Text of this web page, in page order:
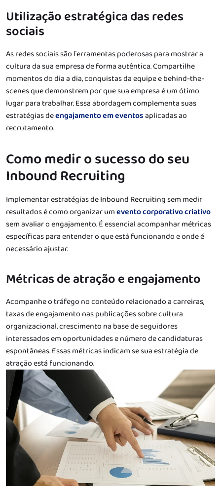
Utilização estratégica das redes
sociais
As redes sociais são ferramentas poderosas para mostrar a
cultura da sua empresa de forma autêntica. Compartilhe
momentos do dia a dia, conquistas da equipe e behind-the-
scenes que demonstrem por que sua empresa é um ótimo
lugar para trabalhar. Essa abordagem complementa suas
estratégias deengajamento em eventosaplicadas ao
recrutamento.
Como medir o sucesso do seu
Inbound Recruiting
Implementar estratégias de Inbound Recruiting sem medir
resultados é como organizar umevento corporativo criativo
sem avaliar o engajamento. É essencial acompanhar métricas
específicas para entender o que está funcionando e onde é
necessário ajustar.
Métricas de atração e engajamento
Acompanhe o tráfego no conteúdo relacionado a carreiras,
taxas de engajamento nas publicações sobre cultura
organizacional, crescimento na base de seguidores
interessados em oportunidades e número de candidaturas
espontâneas. Essas métricas indicam se sua estratégia de
atração está funcionando.